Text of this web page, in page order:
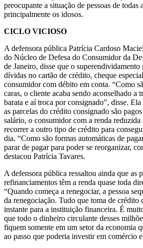
preocupante a situação de pessoas de todas
principalmente os idosos.
CICLO VICIOSO
A defensora pública Patrícia Cardoso
do Núcleo de Defesa do Consumidor da
de Janeiro, disse que o
dívidas no cartão de crédito, cheque
consumidor com débito em conta. “Como
caras, o cliente acaba sendo aconselhado a
barata e aí troca por consignado”, disse.
as parcelas do crédito consignado são
salário, o consumidor com a renda reduzida
recorrer a outro tipo de crédito para
dia. “Como são formas automáticas de
parar de pagar para poder se reorganizar,
destacou Patrícia Tavares.
A defensora pública ressaltou ainda que as
refinanciamentos têm a renda quase toda
“Quando começa a renegociar, a pessoa
da renegociação. Tudo que toma de crédito
instante para a instituição financeira. É
que todo o dinheiro circulante desses
fiquem somente em um setor da economia
ao passo que poderia investir em comércio